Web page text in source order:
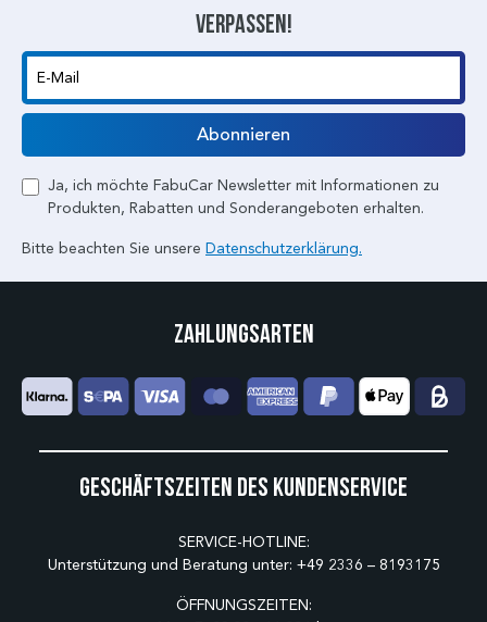
verpassen!
E-Mail
Abonnieren
Ja, ich möchte FabuCar Newsletter mit Informationen zu
Produkten, Rabatten und Sonderangeboten erhalten.
Bitte beachten Sie unsere Datenschutzerklärung.
Geschäftszeiten des Kundenservice
SERVICE-HOTLINE:
Unterstützung und Beratung unter: +49 2336 – 8193175
ÖFFNUNGSZEITEN:
Zahlungsarten